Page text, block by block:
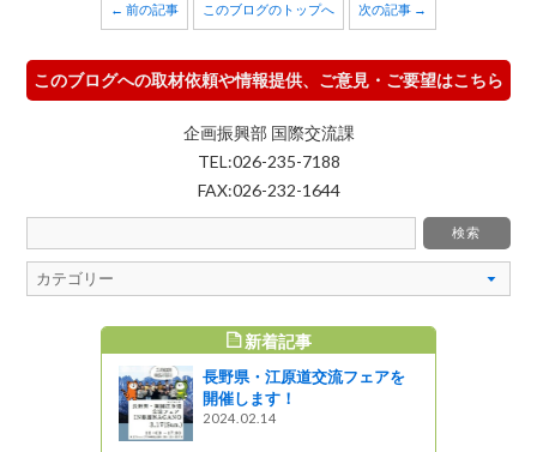
← 前の記事 このブログのトップへ 次の記事 →
このブログへの取材依頼や情報提供、ご意見・ご要望はこちら
企画振興部 国際交流課
TEL:026-235-7188
FAX:026-232-1644
新着記事
長野県・江原道交流フェアを
開催します！
2024.02.14